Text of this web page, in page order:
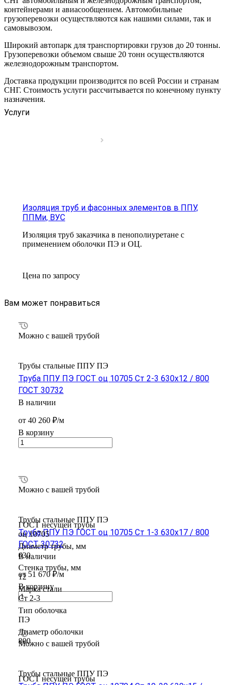
контейнерами и авиасообщением. Автомобильные
грузоперевозки осуществляются как нашими силами, так и
самовывозом.
Широкий автопарк для транспортировки грузов до 20 тонны.
Грузоперевозки объемом свыше 20 тонн осуществляются
железнодорожным транспортом.
Доставка продукции производится по всей России и странам
СНГ. Стоимость услуги рассчитывается по конечному пункту
назначения.
Услуги
Изоляция труб и фасонных элементов в ППУ,
ППМи, ВУС
Изоляция труб заказчика в пенополиуретане с
применением оболочки ПЭ и ОЦ.
Цена по запросу
Вам может понравиться
ГОСТ несущей трубы
оц 10705
Диаметр трубы, мм
630
Стенка трубы, мм
12
Марка стали
Ст 2-3
Тип оболочка
ПЭ
Диаметр оболочки
800
Можно с вашей трубой
Трубы стальные ППУ ПЭ
Труба ППУ ПЭ ГОСТ оц 10705 Ст 2-3 630x12 / 800
ГОСТ 30732
В наличии
от 40 260 ₽/м
В корзину
ГОСТ несущей трубы
Можно с вашей трубой
Трубы стальные ППУ ПЭ
Труба ППУ ПЭ ГОСТ оц 10705 Ст 1-3 630x17 / 800
ГОСТ 30732
В наличии
от 51 670 ₽/м
В корзину
Можно с вашей трубой
Трубы стальные ППУ ПЭ